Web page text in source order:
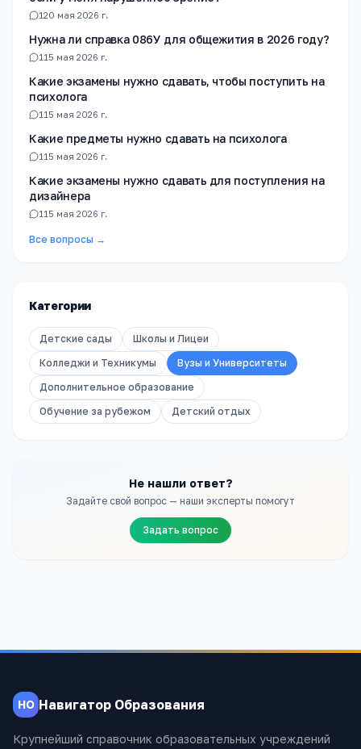
120 мая 2026 г.
Нужна ли справка 086У для общежития в 2026 году?
1 15 мая 2026 г.
Какие экзамены нужно сдавать, чтобы поступить на
психолога
1 15 мая 2026 г.
Какие предметы нужно сдавать на психолога
1 15 мая 2026 г.
Какие экзамены нужно сдавать для поступления на
дизайнера
1 15 мая 2026 г.
Все вопросы →
Категории
Детские сады
Школы и Лицеи
Колледжи и Техникумы
Вузы и Университеты
Дополнительное образование
Обучение за рубежом
Детский отдых
Не нашли ответ?
Задайте свой вопрос — наши эксперты помогут
Задать вопрос
НО Навигатор Образования
Крупнейший справочник образовательных учреждений